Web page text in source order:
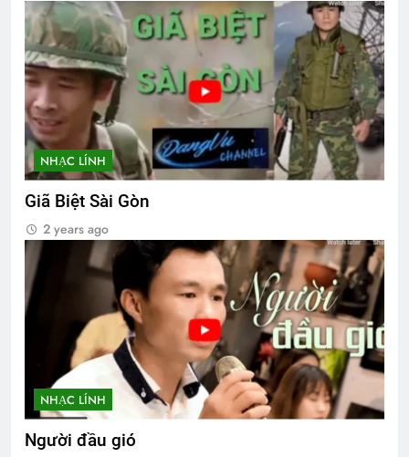
NHẠC LÍNH
Giã Biệt Sài Gòn
2 years ago
NHẠC LÍNH
Người đầu gió